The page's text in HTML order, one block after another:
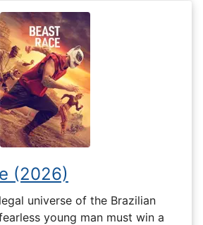
(2026)
universe of the Brazilian
young man must win a